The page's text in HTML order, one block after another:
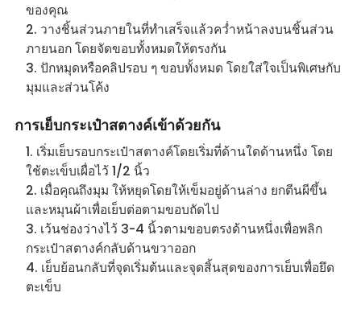
ของคุณ
วางชิ้นส่วนภายในที่ทำเสร็จแล้วคว่ำหน้าลงบนชิ้นส่วน
ภายนอก โดยจัดขอบทั้งหมดให้ตรงกัน
ปักหมุดหรือคลิปรอบ ๆ ขอบทั้งหมด โดยใส่ใจเป็นพิเศษกับ
มุมและส่วนโค้ง
การเย็บกระเป๋าสตางค์เข้าด้วยกัน
เริ่มเย็บรอบกระเป๋าสตางค์โดยเริ่มที่ด้านใดด้านหนึ่ง โดย
ใช้ตะเข็บเผื่อไว้ 1/2 นิ้ว
เมื่อคุณถึงมุม ให้หยุดโดยให้เข็มอยู่ด้านล่าง ยกตีนผีขึ้น
และหมุนผ้าเพื่อเย็บต่อตามขอบถัดไป
เว้นช่องว่างไว้ 3-4 นิ้วตามขอบตรงด้านหนึ่งเพื่อพลิก
กระเป๋าสตางค์กลับด้านขวาออก
เย็บย้อนกลับที่จุดเริ่มต้นและจุดสิ้นสุดของการเย็บเพื่อยึด
ตะเข็บ